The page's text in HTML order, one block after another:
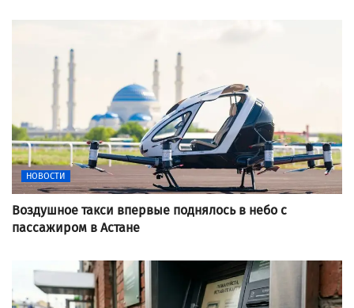
НОВОСТИ
Воздушное такси впервые поднялось в небо с
пассажиром в Астане